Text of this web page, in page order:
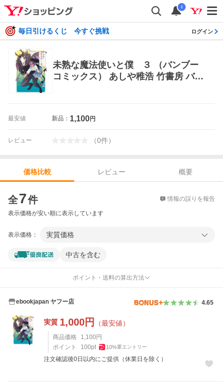
i
毎日引けるくじ 今すぐ挑戦 ログイン
未熟な魔法使いと僕 ３ （バンブー
コミックス） あしや稚浩 竹書房 バン
最安値 新品： 1,100円
レビュー （0件）
価格比較 レビュー
概要
全7件 情報の誤りを報告
表示価格が安い順に表示しています
表示価格： 実質価格
中古を含む
ポイント・送料の算出方法
ebookjapan ヤフー店 4.65
実質 1,000円 （最安値）
商品価格 1,100 円
ポイント
100pt 10%要エントリー
注文確認後0日以内にご提供（休業日を除く）